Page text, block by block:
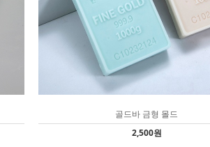
골드바 금형 몰드
2,500원